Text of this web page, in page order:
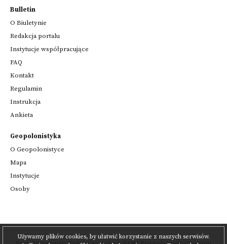
Używamy plików cookies, by ułatwić korzystanie z naszych serwisów.
Bulletin
O Biuletynie
Redakcja portalu
Instytucje współpracujące
FAQ
Kontakt
Regulamin
Instrukcja
Ankieta
Geopolonistyka
O Geopolonistyce
Mapa
Instytucje
Osoby